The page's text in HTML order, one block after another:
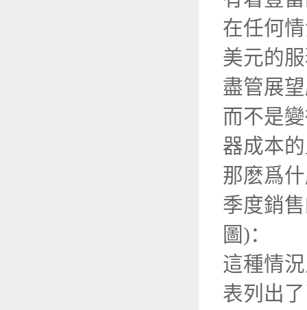
在任何
美元的
盡管展
而不是
器成本
那麽爲
季度銷
圖)：
這種情
表列出